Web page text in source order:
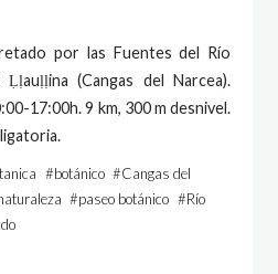
por las Fuentes del Río
(Cangas del Narcea).
17:00h. 9 km, 300 m desnivel.
#botánico #Cangas del
#paseo botánico #Río